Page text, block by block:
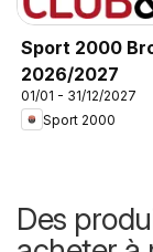
Sport 2000
2026/2027
01/01 - 31/12/2027
Sport 2000
Des